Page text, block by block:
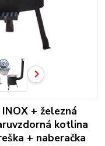
+ železná
kotlina
+ naberačka